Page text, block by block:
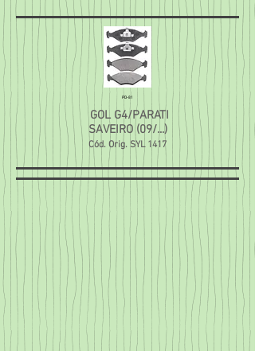
PD-81
GOL G4/PARATI
SAVEIRO (09/...)
Cód. Orig. SYL 1417